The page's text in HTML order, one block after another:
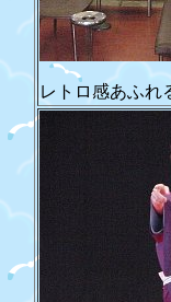
レトロ感あふれ